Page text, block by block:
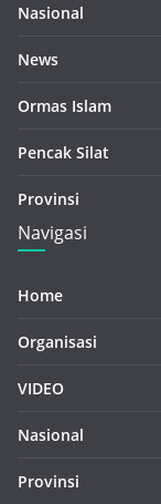
Nasional
News
Ormas Islam
Pencak Silat
Provinsi
Navigasi
Home
Organisasi
VIDEO
Nasional
Provinsi